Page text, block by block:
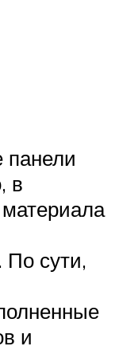
панели
в
По сути,
и